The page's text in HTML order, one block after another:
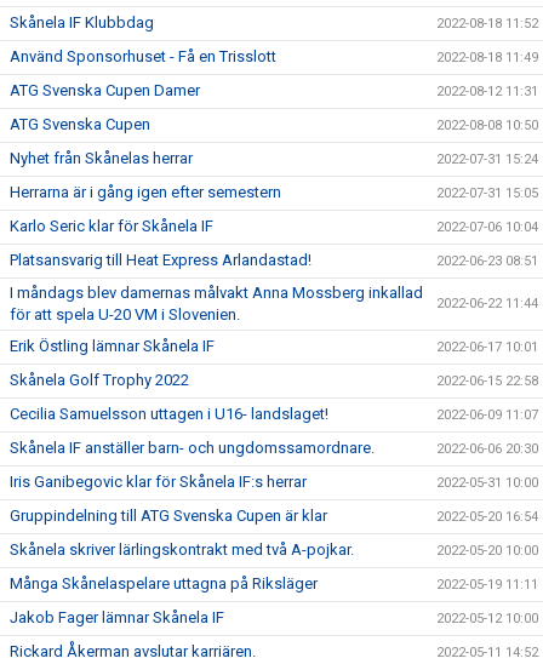
Skånela IF Klubbdag 2022-08-18 11:52
Använd Sponsorhuset - Få en Trisslott 2022-08-18 11:49
ATG Svenska Cupen Damer 2022-08-12 11:31
ATG Svenska Cupen 2022-08-08 10:50
Nyhet från Skånelas herrar 2022-07-31 15:24
Herrarna är i gång igen efter semestern 2022-07-31 15:05
Karlo Seric klar för Skånela IF 2022-07-06 10:04
Platsansvarig till Heat Express Arlandastad! 2022-06-23 08:51
I måndags blev damernas målvakt Anna Mossberg inkallad
för att spela U-20 VM i Slovenien.
2022-06-22 11:44
Erik Östling lämnar Skånela IF 2022-06-17 10:01
Skånela Golf Trophy 2022 2022-06-15 22:58
Cecilia Samuelsson uttagen i U16- landslaget! 2022-06-09 11:07
Skånela IF anställer barn- och ungdomssamordnare. 2022-06-06 20:30
Iris Ganibegovic klar för Skånela IF:s herrar 2022-05-31 10:00
Gruppindelning till ATG Svenska Cupen är klar 2022-05-20 16:54
Skånela skriver lärlingskontrakt med två A-pojkar. 2022-05-20 10:00
Många Skånelaspelare uttagna på Riksläger 2022-05-19 11:11
Jakob Fager lämnar Skånela IF 2022-05-12 10:00
Rickard Åkerman avslutar karriären. 2022-05-11 14:52